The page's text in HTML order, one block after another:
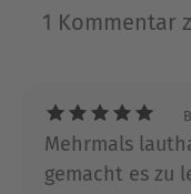
Neon und beim
1 Kommentar
Mehrmals
gemacht es zu